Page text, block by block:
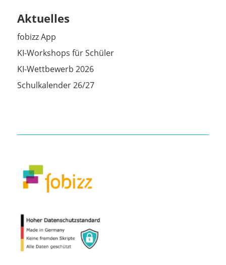
Aktuelles
fobizz App
KI-Workshops für Schüler
KI-Wettbewerb 2026
Schulkalender 26/27